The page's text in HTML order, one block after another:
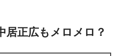
居正広もメロメロ？